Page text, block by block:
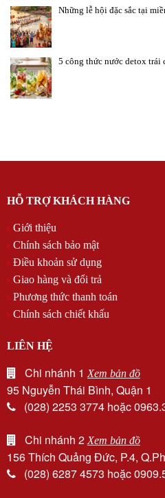
Những lễ hội đặc sắc tại
5 công thức nước detox trái
HỖ TRỢ KHÁCH HÀNG
Giới thiệu
Chính sách bảo mật
Điều khoản sử dụng
Giao hàng và đổi trả
Phương thức thanh toán
Chính sách chiết khấu
LIÊN HỆ
Chi nhánh 1 Xem bản đồ
95 Nguyễn Thái Bình, Quận 1
(028) 2253 3774 hoặc
Chi nhánh 2 Xem bản đồ
156 Thích Quảng Đức, P.4,
(028) 6287 4573 hoặc